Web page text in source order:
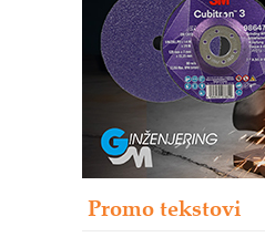
Promo tekstovi
Bezbednost na
IB BLUMENAUER
poverenja u
RMQ-TITAN
– Pametna
upravljanje
Sigurnije ispitivanje
solarnim